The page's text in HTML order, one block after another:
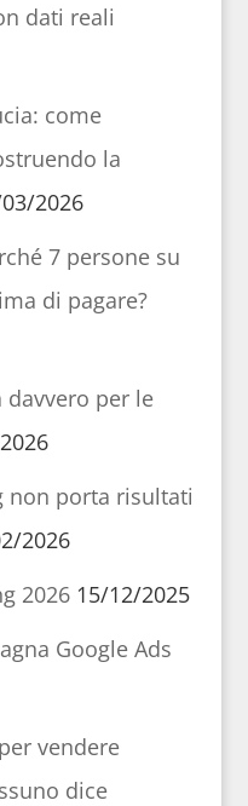
dati reali
come
la
2026
7 persone su
di pagare?
davvero per le
non porta risultati
2026
2026 15/12/2025
Google Ads
vendere
dice